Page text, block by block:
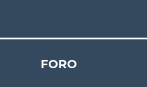
FORO